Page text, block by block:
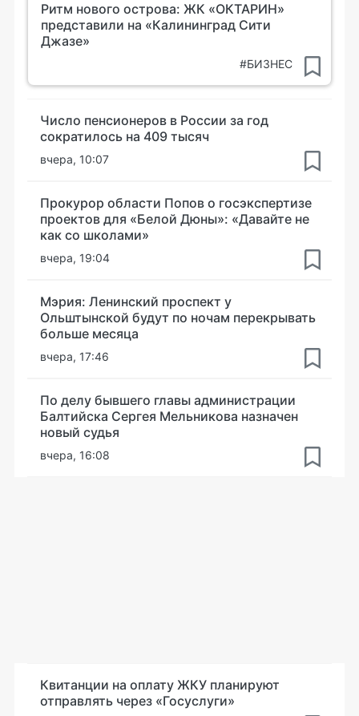
Ритм нового острова: ЖК «ОКТАРИН»
представили на «Калининград Сити
Джазе»
#БИЗНЕС
Число пенсионеров в России за год
сократилось на 409 тысяч
вчера, 10:07
Прокурор области Попов о госэкспертизе
проектов для «Белой Дюны»: «Давайте не
как со школами»
вчера, 19:04
Мэрия: Ленинский проспект у
Ольштынской будут по ночам перекрывать
больше месяца
вчера, 17:46
По делу бывшего главы администрации
Балтийска Сергея Мельникова назначен
новый судья
вчера, 16:08
Квитанции на оплату ЖКУ планируют
отправлять через «Госуслуги»